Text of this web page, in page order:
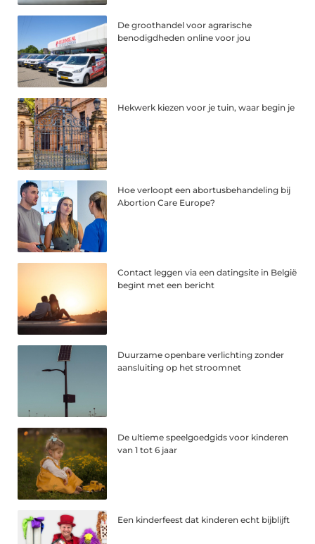
De groothandel voor agrarische
benodigdheden online voor jou
Hekwerk kiezen voor je tuin, waar begin je
Hoe verloopt een abortusbehandeling bij
Abortion Care Europe?
Contact leggen via een datingsite in België
begint met een bericht
Duurzame openbare verlichting zonder
aansluiting op het stroomnet
De ultieme speelgoedgids voor kinderen
van 1 tot 6 jaar
Een kinderfeest dat kinderen echt bijblijft